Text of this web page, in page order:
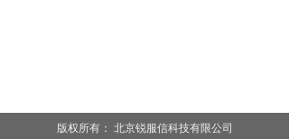
版权所有： 北京锐服信科技有限公司